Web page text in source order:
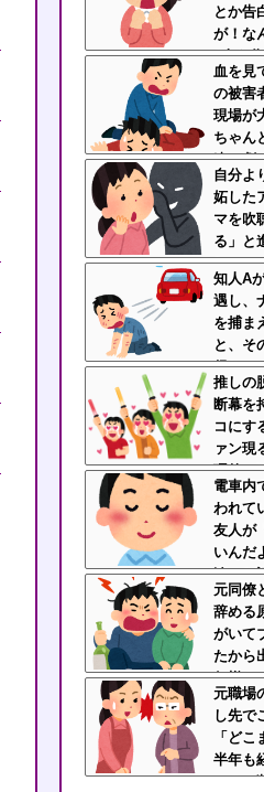
とか告
が！な
4人も
に言う
血を見
の被害
現場が
ちゃん
違い劇
自分よ
妬した
マを吹
る」と
しい
知人A
遇し、
を捕ま
と、そ
得じゃ
がわか
推しの
断幕を
コにす
ァン現
理的に
イラが
電車内
われて
友人が
いんだ
淡々と
ろ
元同僚
辞める
がいて
たから
何様の
元職場
し先で
「ど
半年も
い？」